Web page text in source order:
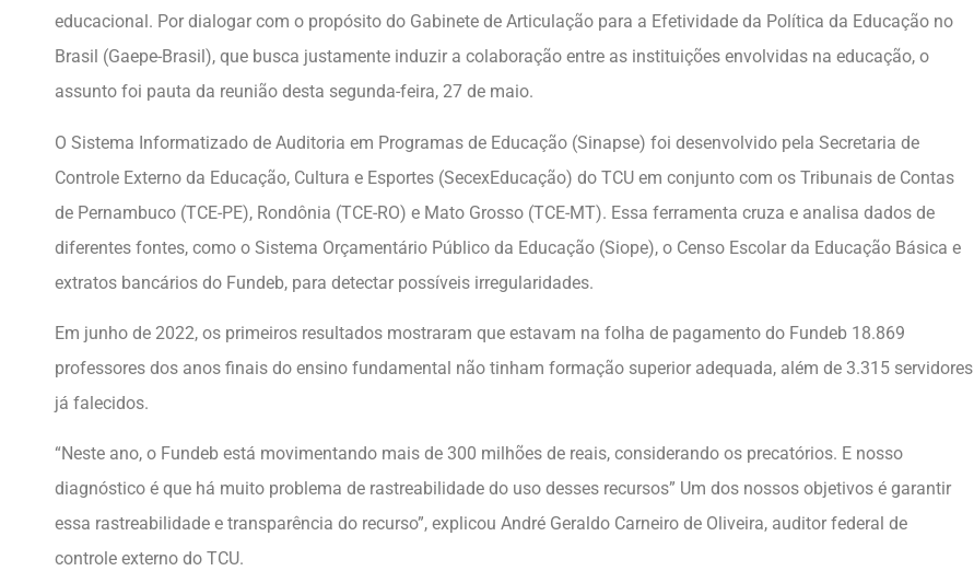
educacional. Por dialogar com o propósito do Gabinete de Articulação para a Efetividade da Política da Educação no
Brasil (Gaepe-Brasil), que busca justamente induzir a colaboração entre as instituições envolvidas na educação, o
assunto foi pauta da reunião desta segunda-feira, 27 de maio.
O Sistema Informatizado de Auditoria em Programas de Educação (Sinapse) foi desenvolvido pela Secretaria de
Controle Externo da Educação, Cultura e Esportes (SecexEducação) do TCU em conjunto com os Tribunais de Contas
de Pernambuco (TCE-PE), Rondônia (TCE-RO) e Mato Grosso (TCE-MT). Essa ferramenta cruza e analisa dados de
diferentes fontes, como o Sistema Orçamentário Público da Educação (Siope), o Censo Escolar da Educação Básica e
extratos bancários do Fundeb, para detectar possíveis irregularidades.
Em junho de 2022, os primeiros resultados mostraram que estavam na folha de pagamento do Fundeb 18.869
professores dos anos finais do ensino fundamental não tinham formação superior adequada, além de 3.315 servidores
já falecidos.
“Neste ano, o Fundeb está movimentando mais de 300 milhões de reais, considerando os precatórios. E nosso
diagnóstico é que há muito problema de rastreabilidade do uso desses recursos” Um dos nossos objetivos é garantir
essa rastreabilidade e transparência do recurso”, explicou André Geraldo Carneiro de Oliveira, auditor federal de
controle externo do TCU.